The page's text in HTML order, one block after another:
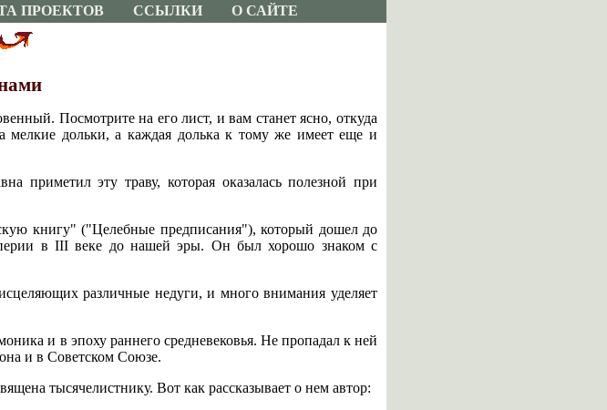
ПРОЕКТОВ ССЫЛКИ О САЙТЕ
Посмотрите на его лист, и вам станет ясно, откуда
мелкие дольки, а каждая долька к тому же имеет еще и
приметил эту траву, которая оказалась полезной при
книгу" ("Целебные предписания"), который дошел до
в III веке до нашей эры. Он был хорошо знаком с
различные недуги, и много внимания уделяет
и в эпоху раннего средневековья. Не пропадал к ней
и в Советском Союзе.
тысячелистнику. Вот как рассказывает о нем автор: